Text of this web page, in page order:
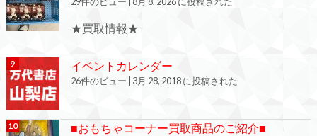
★買取情報★
イベントカレンダー
26件のビュー | 3月 28, 2018 に投稿された
■おもちゃコーナー買取商品のご紹介■